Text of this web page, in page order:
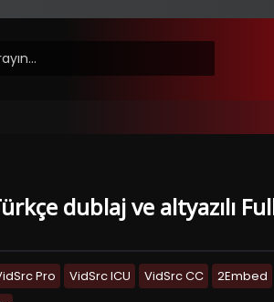
dublaj ve altyazılı
Pro VidSrc ICU VidSrc CC
2Embed